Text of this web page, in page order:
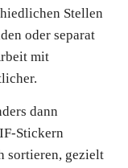
Stellen
oder separat
mit
dann
Stickern
sortieren, gezielt